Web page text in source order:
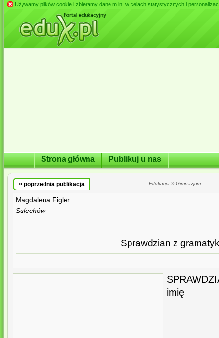
Używamy plików cookie i zbieramy dane m.in. w celach statystycznych i
Strona główna Publikuj u nas
« poprzednia publikacja Edukacja » Gimnazjum
Magdalena Figler
Sulechów
Sprawdzian z